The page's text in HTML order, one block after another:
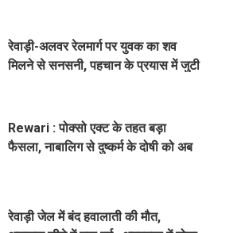
रेवाड़ी-अलवर रेलमार्ग पर युवक का शव
मिलने से सनसनी, पहचान के प्रयास में जुटी
Rewari : पोक्सो एक्ट के तहत बड़ा
फैसला, नाबालिग से दुष्कर्म के दोषी को अब
रेवाड़ी जेल में बंद हवालाती की मौत,